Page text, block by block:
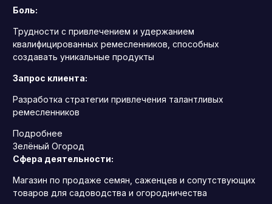
Боль:
Трудности с привлечением и удержанием
квалифицированных ремесленников, способных
создавать уникальные продукты
Запрос клиента:
Разработка стратегии привлечения талантливых
ремесленников
Подробнее
Зелёный Огород
Сфера деятельности:
Магазин по продаже семян, саженцев и сопутствующих
товаров для садоводства и огородничества